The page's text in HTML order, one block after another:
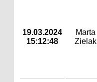
19.03.2024
15:12:48
Marta
Zielak